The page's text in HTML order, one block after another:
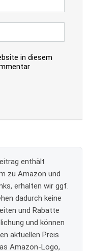
in diesem
enthält
zu Amazon und
erhalten wir ggf.
dadurch keine
und Rabatte
und können
aktuellen Preis
Amazon-Logo,